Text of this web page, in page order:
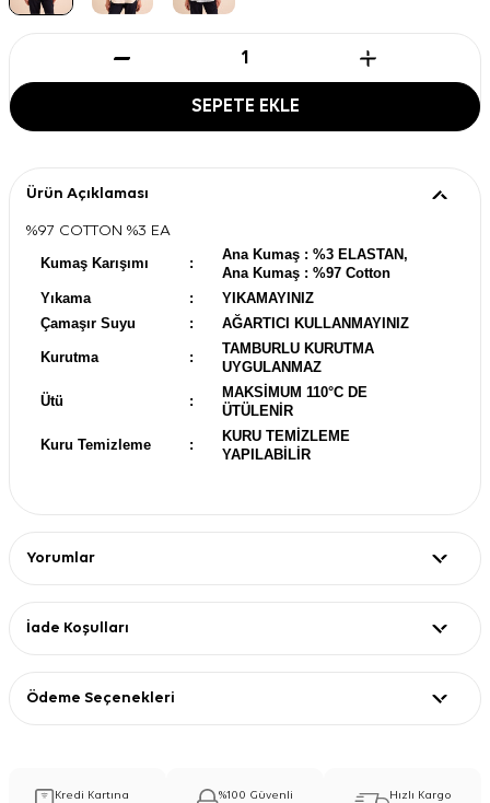
SEPETE EKLE
Ürün Açıklaması
%97 COTTON %3 EA
Kumaş Karışımı
:
Ana Kumaş : %3 ELASTAN,
Ana Kumaş : %97 Cotton
Yıkama
:
YIKAMAYINIZ
Çamaşır Suyu
: AĞARTICI KULLANMAYINIZ
Kurutma :
TAMBURLU KURUTMA
UYGULANMAZ
Ütü :
MAKSİMUM 110°C DE
ÜTÜLENİR
Kuru Temizleme :
KURU TEMİZLEME
YAPILABİLİR
Yorumlar
İade Koşulları
Ödeme Seçenekleri
Kredi Kartına
%100 Güvenli
Hızlı Kargo